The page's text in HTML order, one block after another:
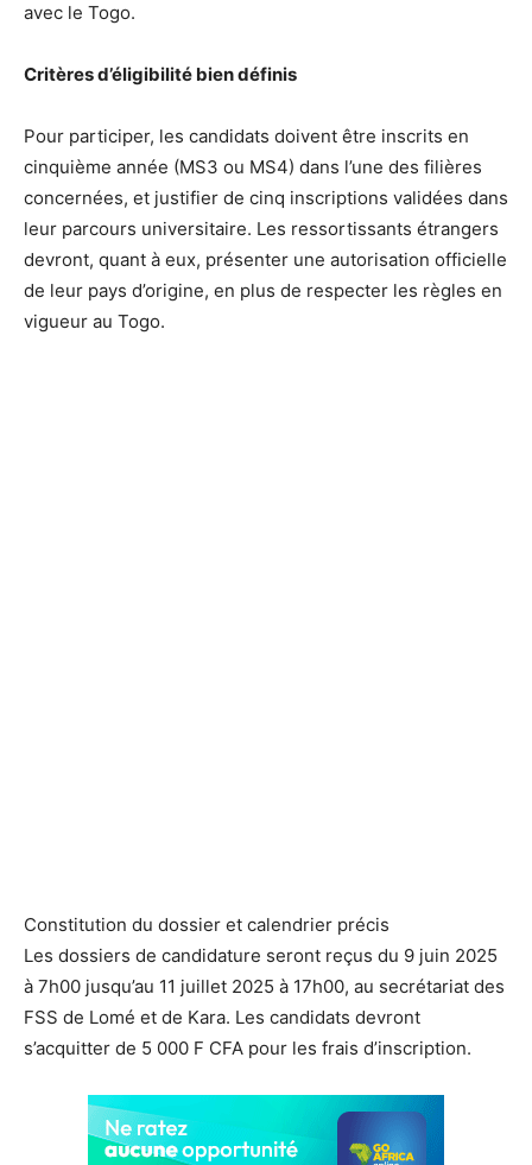
avec le Togo.
Critères d’éligibilité bien définis
Pour participer, les candidats doivent être inscrits en
cinquième année (MS3 ou MS4) dans l’une des filières
concernées, et justifier de cinq inscriptions validées dans
leur parcours universitaire. Les ressortissants étrangers
devront, quant à eux, présenter une autorisation officielle
de leur pays d’origine, en plus de respecter les règles en
vigueur au Togo.
Constitution du dossier et calendrier précis
Les dossiers de candidature seront reçus du 9 juin 2025
à 7h00 jusqu’au 11 juillet 2025 à 17h00, au secrétariat des
FSS de Lomé et de Kara. Les candidats devront
s’acquitter de 5 000 F CFA pour les frais d’inscription.